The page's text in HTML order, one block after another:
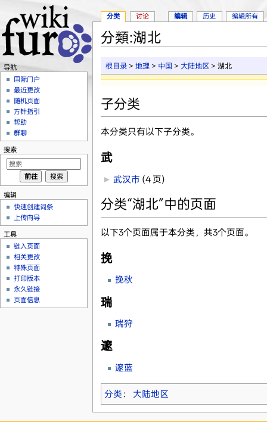
分類:湖北
根目录 >地理 > 中国 >大陆地区 > 湖北
子分类
本分类只有以下子分类。
武
►武汉市 (4 页)
分类“湖北”中的页面
以下3个页面属于本分类，共3个页面。
挽
挽秋
瑞
瑞狩
邃
邃蓝
分类 ： 大陆地区
分类 讨论 编辑 历史 编辑所有
导航
国际门户
最近更改
随机页面
方针指引
帮助
群聊
搜索
编辑
快速创建词条
上传向导
工具
链入页面
相关更改
特殊页面
打印版本
永久链接
页面信息